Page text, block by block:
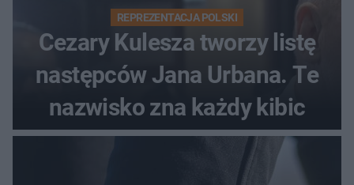
REPREZENTACJA POLSKI
Cezary Kulesza tworzy listę
następców Jana Urbana. Te
nazwisko zna każdy kibic